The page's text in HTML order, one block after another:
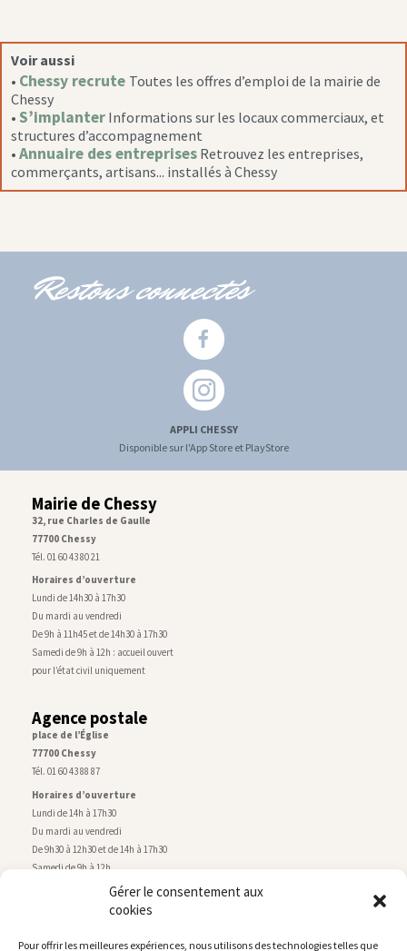
Gérer le consentement aux
cookies
Pour offrir les meilleures expériences, nous utilisons des technologies telles que
Voir aussi
• Chessy recrute Toutes les offres d’emploi de la mairie de
Chessy
• S’implanter Informations sur les locaux commerciaux, et
structures d’accompagnement
• Annuaire des entreprises Retrouvez les entreprises,
commerçants, artisans... installés à Chessy
Restons connectés
APPLI CHESSY
Disponible sur l'App Store et PlayStore
Mairie de Chessy
32, rue Charles de Gaulle
77700 Chessy
Tél. 01 60 43 80 21
Horaires d’ouverture
Lundi de 14h30 à 17h30
Du mardi au vendredi
De 9h à 11h45 et de 14h30 à 17h30
Samedi de 9h à 12h : accueil ouvert
pour l’état civil uniquement
Agence postale
place de l’Église
77700 Chessy
Tél. 01 60 43 88 87
Horaires d’ouverture
Lundi de 14h à 17h30
Du mardi au vendredi
De 9h30 à 12h30 et de 14h à 17h30
Samedi de 9h à 12h
Service technique